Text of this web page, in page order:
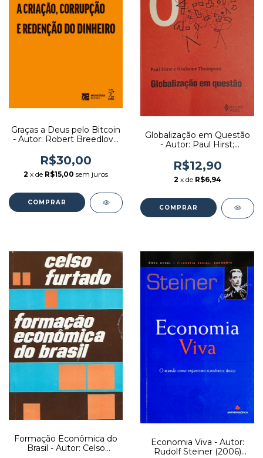
Graças a Deus pelo Bitcoin
- Autor: Robert Breedlove
R$30,00
2 x de R$15,00 sem juros
Globalização em Questão
- Autor: Paul Hirst;
(1998) [usado]
R$12,90
2 x de R$6,94
Formação Econômica do
Brasil - Autor: Celso
Economia Viva - Autor:
Rudolf Steiner (2006)